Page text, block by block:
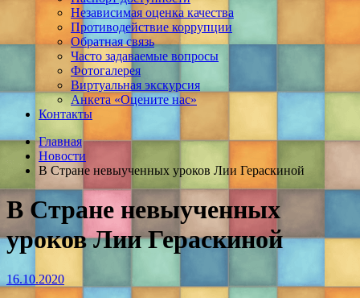
Независимая оценка качества
Противодействие коррупции
Обратная связь
Часто задаваемые вопросы
Фотогалерея
Виртуальная экскурсия
Анкета «Оцените нас»
Контакты
Главная
Новости
В Стране невыученных уроков Лии Гераскиной
В Стране невыученных
уроков Лии Гераскиной
16.10.2020